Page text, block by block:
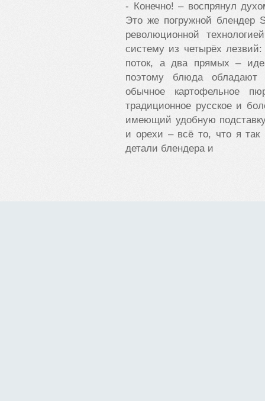
- Конечно! – воспрянул
Это же погружной блендер
революционной
систему из четырёх
поток, а два прямых –
поэтому блюда обладают
обычное картофельное
традиционное русское и
имеющий удобную
и орехи – всё то, что я
детали блендера и